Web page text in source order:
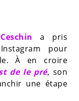
a pris
pour
À en croire
de le pré, son
une étape